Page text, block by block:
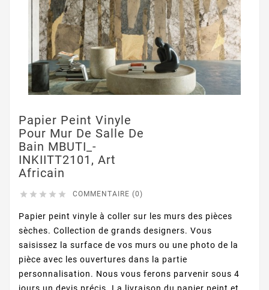
Papier Peint Vinyle
Pour Mur De Salle De
Bain MBUTI_-
INKIITT2101, Art
Africain
     COMMENTAIRE (0)
Papier peint vinyle à coller sur les murs des pièces
sèches. Collection de grands designers. Vous
saisissez la surface de vos murs ou une photo de la
pièce avec les ouvertures dans la partie
personnalisation. Nous vous ferons parvenir sous 4